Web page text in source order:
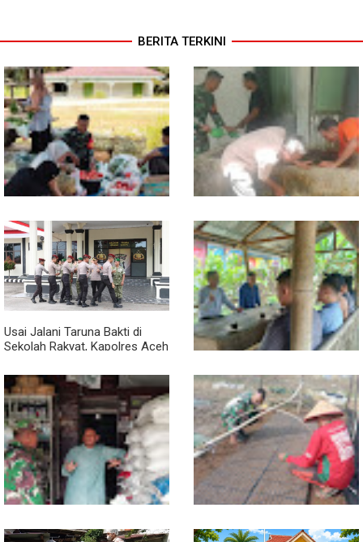
BERITA TERKINI
Babinsa Turun ke Pasar, Harga
dan Ketersediaan Sembako
Dipantau
Semangat Gotong Royong,
Babinsa dan Warga Bersihkan
Penampungan Air Masjid
Usai Jalani Taruna Bakti di
Sekolah Rakyat, Kapolres Aceh
Perwira Polri
Sambil Ngopi, Plh. Pasiter
Kodim 0118/Subulussalam
Beri Motivasi Pemuda Calon
Peserta Seleksi Komcad